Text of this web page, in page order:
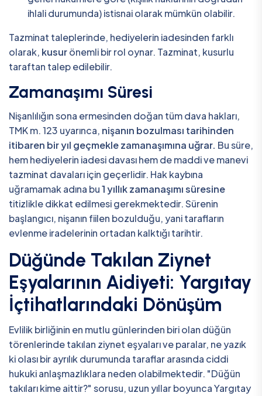
ihlali durumunda) istisnai olarak mümkün olabilir.
Tazminat taleplerinde, hediyelerin iadesinden farklı
olarak, kusurönemli bir rol oynar. Tazminat, kusurlu
taraftan talep edilebilir.
Zamanaşımı Süresi
Nişanlılığın sona ermesinden doğan tüm dava hakları,
TMK m. 123 uyarınca, nişanın bozulması tarihinden
itibaren bir yıl geçmekle zamanaşımına uğrar. Bu süre,
hem hediyelerin iadesi davası hem de maddi ve manevi
tazminat davaları için geçerlidir. Hak kaybına
uğramamak adına bu1 yıllık zamanaşımı süresine
titizlikle dikkat edilmesi gerekmektedir. Sürenin
başlangıcı, nişanın fiilen bozulduğu, yani tarafların
evlenme iradelerinin ortadan kalktığı tarihtir.
Düğünde Takılan Ziynet
Eşyalarının Aidiyeti: Yargıtay
İçtihatlarındaki Dönüşüm
Evlilik birliğinin en mutlu günlerinden biri olan düğün
törenlerinde takılan ziynet eşyaları ve paralar, ne yazık
ki olası bir ayrılık durumunda taraflar arasında ciddi
hukuki anlaşmazlıklara neden olabilmektedir. "Düğün
takıları kime aittir?" sorusu, uzun yıllar boyunca Yargıtay